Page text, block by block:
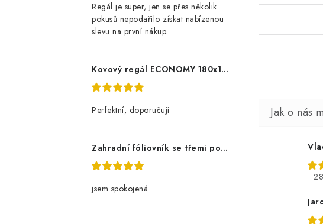
Regál je super, jen se přes několik
pokusů nepodařilo získat nabízenou
slevu na první nákup.
Kovový regál ECONOMY 180x120x60 5 polic - pozinkovaný
Perfektní, doporučuji
Zahradní fóliovník se třemi policemi
jsem spokojená